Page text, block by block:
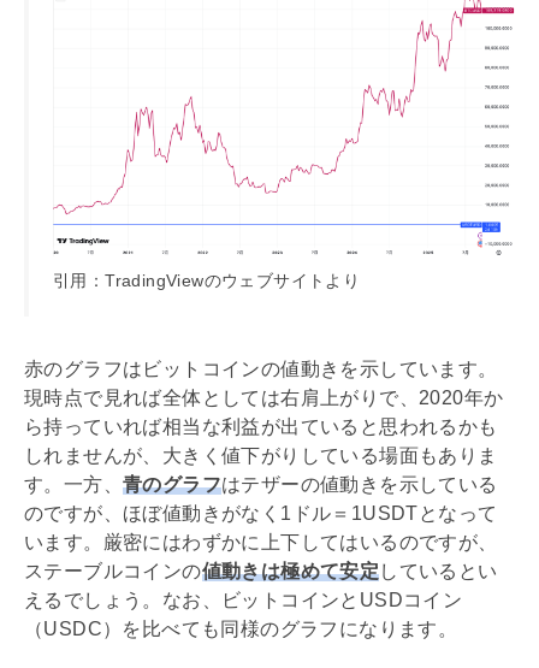
引用：TradingViewのウェブサイトより
赤のグラフはビットコインの値動きを示しています。
現時点で見れば全体としては右肩上がりで、2020年か
ら持っていれば相当な利益が出ていると思われるかも
しれませんが、大きく値下がりしている場面もありま
す。一方、 青のグラフはテザーの値動きを示している
のですが、ほぼ値動きがなく1ドル＝1USDTとなって
います。厳密にはわずかに上下してはいるのですが、
ステーブルコインの値動きは極めて安定しているとい
えるでしょう。なお、ビットコインとUSDコイン
（USDC）を比べても同様のグラフになります。